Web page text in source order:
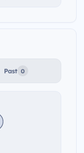
Past 0